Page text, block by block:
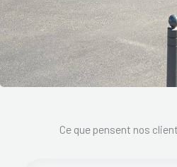
Ce que pensent nos